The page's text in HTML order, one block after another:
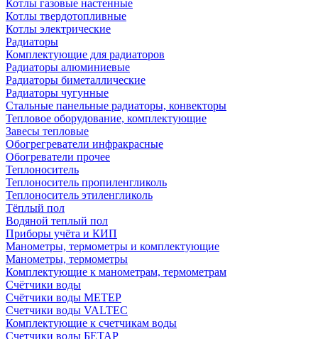
Котлы газовые настенные
Котлы твердотопливные
Котлы электрические
Радиаторы
Комплектующие для радиаторов
Радиаторы алюминиевые
Радиаторы биметаллические
Радиаторы чугунные
Стальные панельные радиаторы, конвекторы
Тепловое оборудование, комплектующие
Завесы тепловые
Обогрегреватели инфракрасные
Обогреватели прочее
Теплоноситель
Теплоноситель пропиленгликоль
Теплоноситель этиленгликоль
Тёплый пол
Водяной теплый пол
Приборы учёта и КИП
Манометры, термометры и комплектующие
Манометры, термометры
Комплектующие к манометрам, термометрам
Счётчики воды
Счётчики воды МЕТЕР
Счетчики воды VALTEC
Комплектующие к счетчикам воды
Счетчики воды БЕТАР